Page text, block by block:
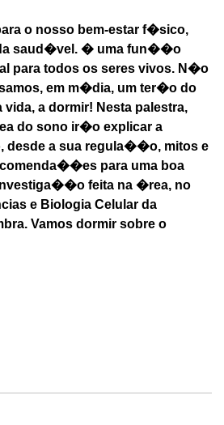
o nosso bem-estar f�sico,
saud�vel. � uma fun��o
para todos os seres vivos. N�o
em m�dia, um ter�o do
vida, a dormir! Nesta palestra,
do sono ir�o explicar a
desde a sua regula��o, mitos e
para uma boa
feita na �rea, no
e Biologia Celular da
Vamos dormir sobre o